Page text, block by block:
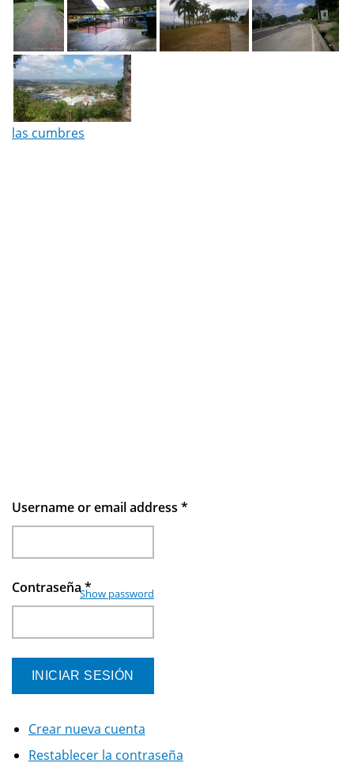
las cumbres
Username or email address *
Contraseña*
Show password
Crear nueva cuenta
Restablecer la contraseña